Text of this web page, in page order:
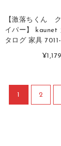
【激落ちくん
イパー】 kaunet
タログ 家具
¥1,179
1 2